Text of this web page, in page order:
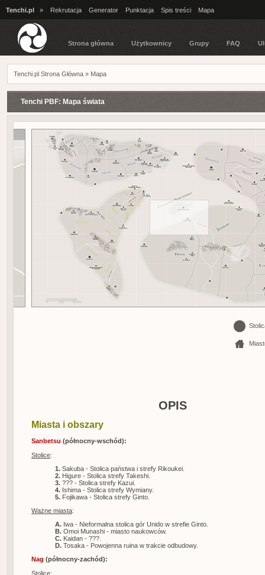
Tenchi.pl » Rekrutacja Generator Punktacja Spis treści Mapa
Strona główna Użytkownicy Grupy FAQ
Tenchi.pl Strona Główna » Mapa
Tenchi PBF: Mapa świata
OPIS
Miasta i obszary
Sanbetsu (północny-wschód):
Stolice:
1. Sakuba - Stolica państwa i strefy Rikoukei.
2. Higure - Stolica strefy Takeshi.
3. ??? - Stolica strefy Kazui.
4. Ishima - Stolica strefy Wymiany.
5. Fojikawa - Stolica strefy Ginto.
Ważne miasta:
A. Iwa - Nieformalna stolica gór Unido w strefie Ginto.
B. Omoi Munashi - miasto naukowców.
C. Kaidan - ???.
D. Tosaka - Powojenna ruina w trakcie odbudowy.
Nag (północny-zachód):
Stolice: